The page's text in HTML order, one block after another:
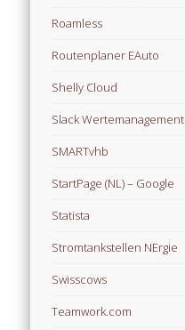
Roamless
Routenplaner EAuto
Shelly Cloud
Slack Wertemanagement
SMARTvhb
StartPage (NL) – Google
Statista
Stromtankstellen NErgie
Swisscows
Teamwork.com